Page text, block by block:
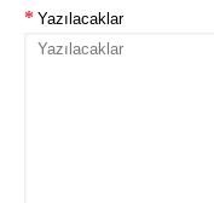
Yazılacaklar